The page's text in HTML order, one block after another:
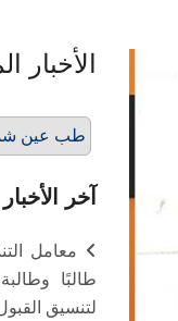
الأخبار
طب عين
آخر الأخبار
طالبًا
لتنسيق